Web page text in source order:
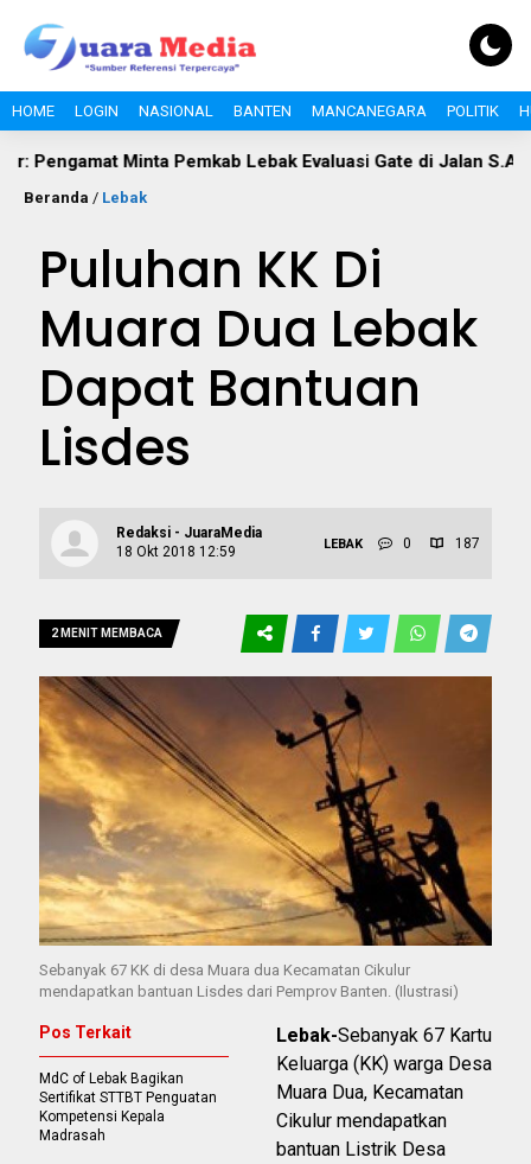
HOME LOGIN NASIONAL BANTEN MANCANEGARA POLITIK
Pemkab Lebak Evaluasi Gate di Jalan S.A. Tirtayasa
Beranda / Lebak
Puluhan KK Di
Muara Dua Lebak
Dapat Bantuan
Lisdes
Redaksi - JuaraMedia
18 Okt 2018 12:59
LEBAK 0 187
2 MENIT MEMBACA
Sebanyak 67 KK di desa Muara dua Kecamatan Cikulur
mendapatkan bantuan Lisdes dari Pemprov Banten. (Ilustrasi)
Lebak-Sebanyak 67 Kartu
Keluarga (KK) warga Desa
Muara Dua, Kecamatan
Cikulur mendapatkan
bantuan Listrik Desa
Pos Terkait
MdC of Lebak Bagikan
Sertifikat STTBT Penguatan
Kompetensi Kepala
Madrasah